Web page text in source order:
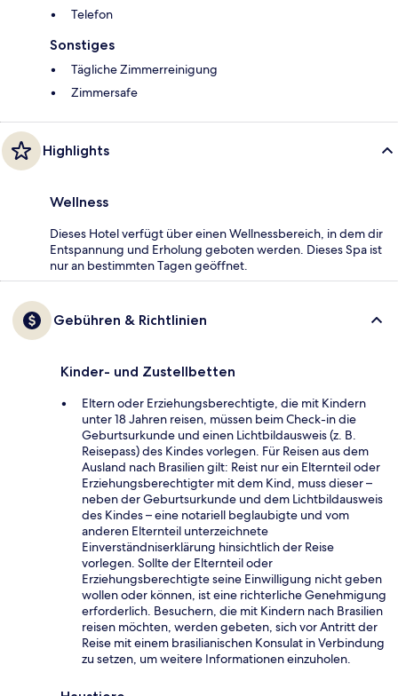
Telefon
Sonstiges
Tägliche Zimmerreinigung
Zimmersafe
Highlights
Wellness
Dieses Hotel verfügt über einen Wellnessbereich, in dem dir
Entspannung und Erholung geboten werden. Dieses Spa ist
nur an bestimmten Tagen geöffnet.
Gebühren & Richtlinien
Kinder- und Zustellbetten
Eltern oder Erziehungsberechtigte, die mit Kindern
unter 18 Jahren reisen, müssen beim Check-in die
Geburtsurkunde und einen Lichtbildausweis (z. B.
Reisepass) des Kindes vorlegen. Für Reisen aus dem
Ausland nach Brasilien gilt: Reist nur ein Elternteil oder
Erziehungsberechtigter mit dem Kind, muss dieser –
neben der Geburtsurkunde und dem Lichtbildausweis
des Kindes – eine notariell beglaubigte und vom
anderen Elternteil unterzeichnete
Einverständniserklärung hinsichtlich der Reise
vorlegen. Sollte der Elternteil oder
Erziehungsberechtigte seine Einwilligung nicht geben
wollen oder können, ist eine richterliche Genehmigung
erforderlich. Besuchern, die mit Kindern nach Brasilien
reisen möchten, werden gebeten, sich vor Antritt der
Reise mit einem brasilianischen Konsulat in Verbindung
zu setzen, um weitere Informationen einzuholen.